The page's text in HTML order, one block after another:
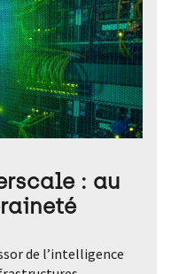
: au
de l’intelligence